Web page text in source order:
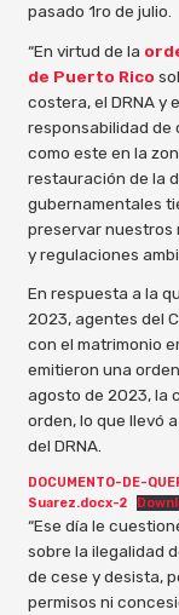
pasado 1ro de julio.
“En virtud de la
de Puerto Rico
costera, el DRNA y
responsabilidad de
como este en la
restauración de la
gubernamentales
preservar nuestros
y regulaciones
En respuesta a la
2023, agentes del
con el matrimonio
emitieron una
agosto de 2023, la
orden, lo que llevó
del DRNA.
DOCUMENTO-DE-
Suarez.docx-2
“Ese día le
sobre la ilegalidad
de cese y desista,
permisos ni